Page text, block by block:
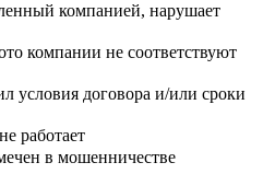
компанией, нарушает
компании не соответствуют
условия договора и/или сроки
работает
в мошенничестве